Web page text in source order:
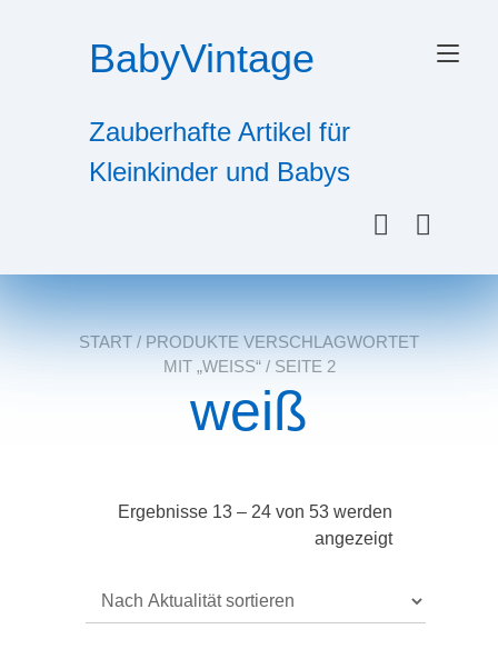
BabyVintage
Zauberhafte Artikel für
Kleinkinder und Babys
START / PRODUKTE VERSCHLAGWORTET
MIT „WEISS“ / SEITE 2
weiß
Ergebnisse 13 – 24 von 53 werden
angezeigtNach